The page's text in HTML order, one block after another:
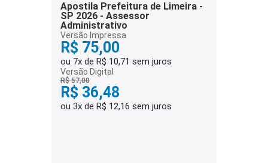
Apostila Prefeitura de Limeira -
SP 2026 - Assessor
Administrativo
Versão Impressa
R$ 75,00
ou 7x de R$ 10,71 sem juros
Versão Digital
R$ 57,00
R$ 36,48
ou 3x de R$ 12,16 sem juros